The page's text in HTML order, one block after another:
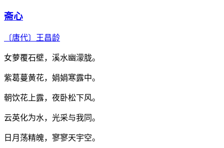
斋心
〔唐代〕 王昌龄
女萝覆石壁，溪水幽濛胧。
紫葛蔓黄花，娟娟寒露中。
朝饮花上露，夜卧松下风。
云英化为水，光采与我同。
日月荡精魄，寥寥天宇空。